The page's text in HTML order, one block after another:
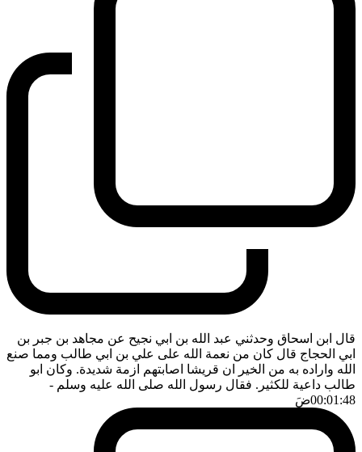
قال ابن اسحاق وحدثني عبد الله بن ابي نجيح عن مجاهد بن جبر بن
ابي الحجاج قال كان من نعمة الله على علي بن ابي طالب ومما صنع
الله واراده به من الخير ان قريشا اصابتهم ازمة شديدة. وكان ابو
طالب داعية للكثير. فقال رسول الله صلى الله عليه وسلم -
00:01:48ضَ